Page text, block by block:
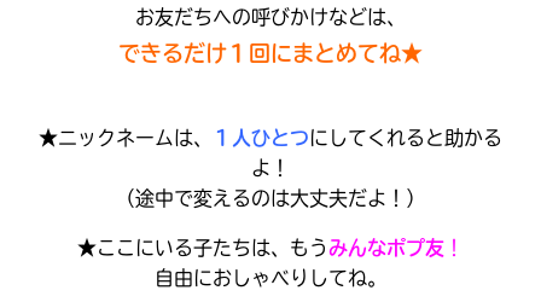
本を飛び出して
お友だちへの呼びかけなどは、
できるだけ１回にまとめてね★
★ニックネームは、 １人ひとつにしてくれると助かる
よ！
（途中で変えるのは大丈夫だよ！）
★ここにいる子たちは、もうみんなポプ友 ！
自由におしゃべりしてね。